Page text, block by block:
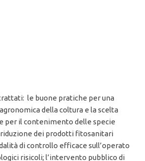
le buone pratiche per una
della coltura e la scelta
per il contenimento delle specie
dei prodotti fitosanitari
di controllo efficace sull’operato
risicoli; l’intervento pubblico di